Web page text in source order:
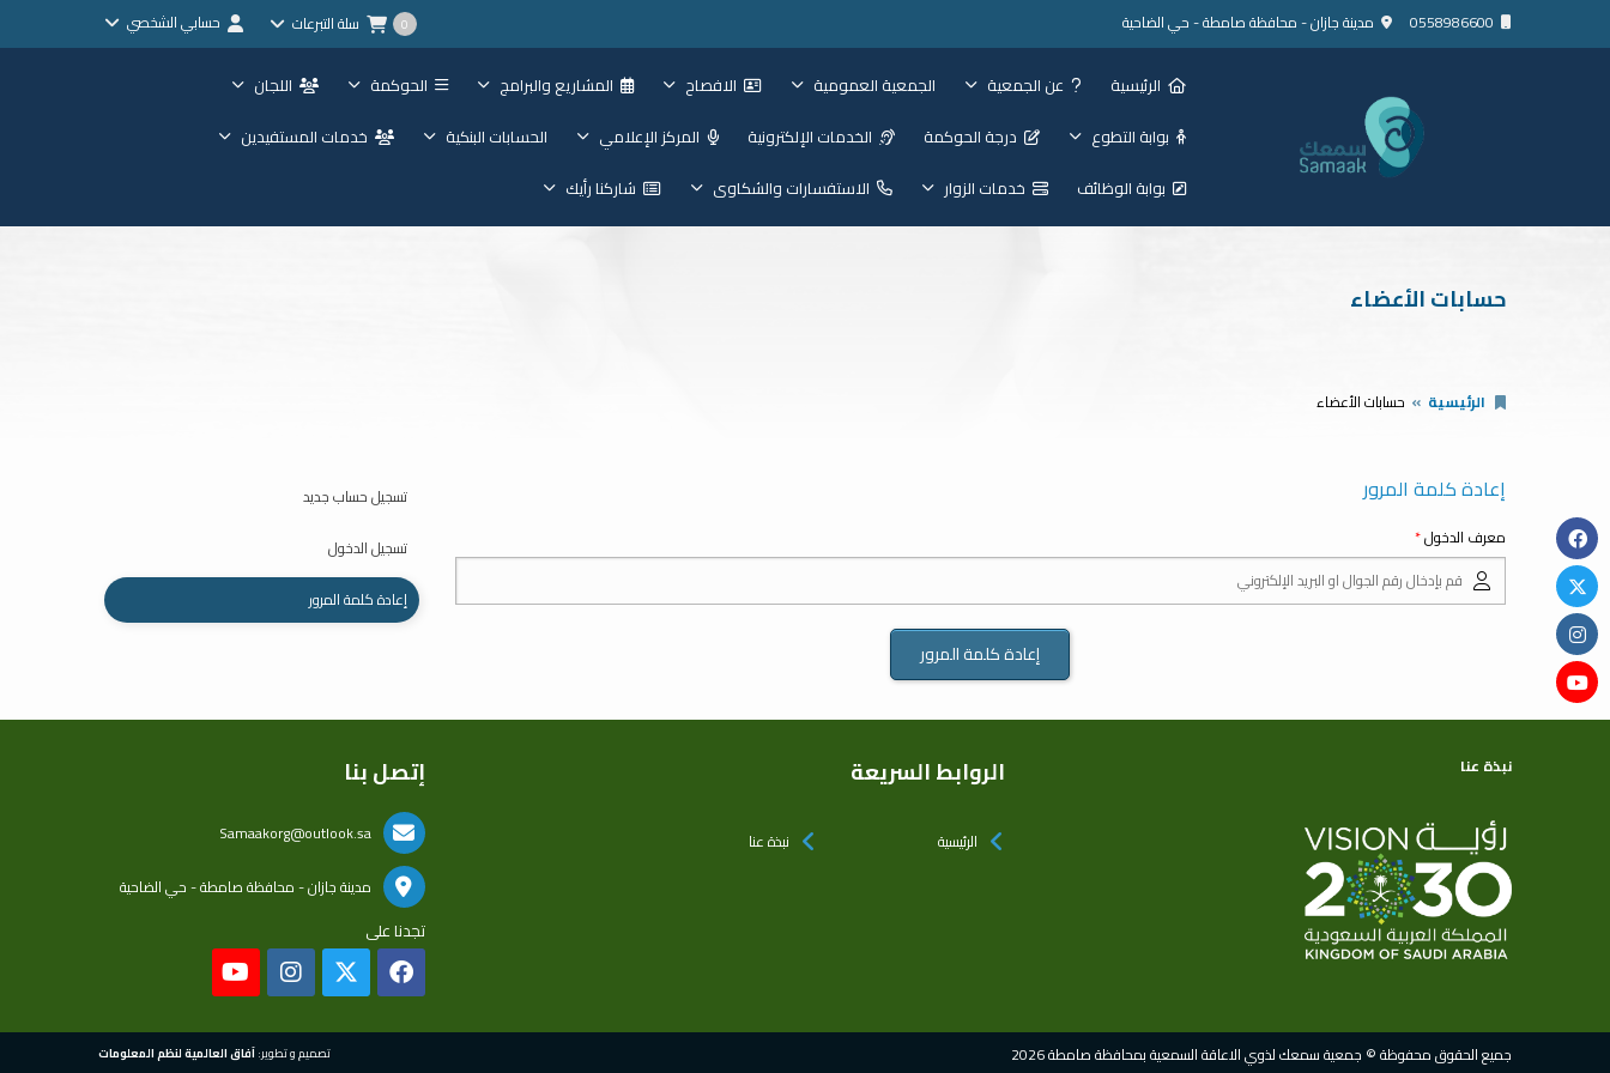
0558986600 مدينة جازان - محافظة صامطة - حي الضاحية 0 سلة التبرعات حسابي الشخصي
الرئيسية عن الجمعية الجمعية العمومية الافصاح المشاريع والبرامج الحوكمة
اللجان
بوابة التطوع
درجة الحوكمة الخدمات الإلكترونية المركز الإعلامي الحسابات البنكية
خدمات المستفيدين
بوابة الوظائف
خدمات الزوار الاستفسارات والشكاوى شاركنا رأيك
حسابات الأعضاء
الرئيسية حسابات الأعضاء
إعادة كلمة المرور
معرف الدخول
تسجيل حساب جديد
تسجيل الدخول
إعادة كلمة المرور
نبذة عنا الروابط السريعة
الرئيسية نبذة عنا
إتصل بنا
Samaakorg@outlook.sa
مدينة جازان - محافظة صامطة - حي الضاحية
تجدنا على
جميع الحقوق محفوظة © جمعية سمعك لذوي الاعاقة السمعية بمحافظة صامطة 2026 تصميم و تطوير:آفاق العالمية لنظم المعلومات